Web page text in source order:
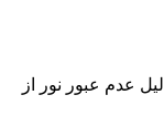
عدم عبور نور از